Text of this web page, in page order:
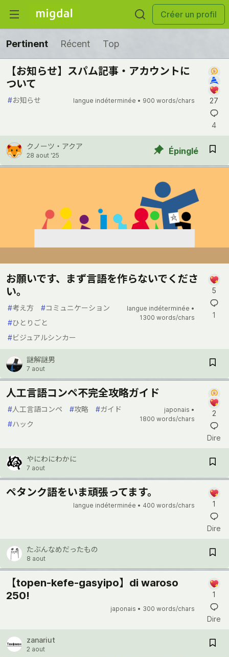
Créer un profil
Pertinent Récent Top
【お知らせ】スパム記事・アカウントに
ついて
#お知らせ langue indéterminée • 900 words/chars 27
4
クノーツ・アクア
28 aout '25 Épinglé
お願いです、まず言語を作らないでくださ
い。
#考え方 #コミュニケーション
#ひとりごと
#ビジュアルシンカー
langue indéterminée •
1300 words/chars
5
1
謎解謎男
7 aout
人工言語コンペ不完全攻略ガイド
#人工言語コンペ #攻略 #ガイド
#ハック
japonais •
1800 words/chars
2
Dire
やにわにわかに
7 aout
ペタンク語をいま頑張ってます。
langue indéterminée • 400 words/chars 1
Dire
たぶんなめだったもの
8 aout
【topen-kefe-gasyipo】di waroso
250!
japonais • 300 words/chars
1
Dire
zanariut
2 aout